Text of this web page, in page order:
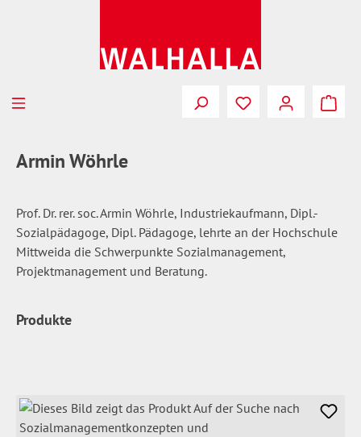
Du hast 0
Armin Wöhrle
Prof. Dr. rer. soc. Armin Wöhrle, Industriekaufmann, Dipl.-
Sozialpädagoge, Dipl. Pädagoge, lehrte an der Hochschule
Mittweida die Schwerpunkte Sozialmanagement,
Projektmanagement und Beratung.
Produkte